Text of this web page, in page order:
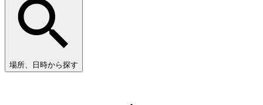
場所、日時から探す